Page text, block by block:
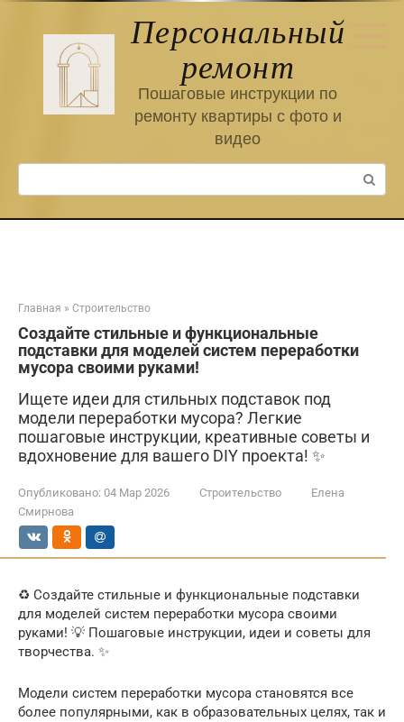
Персональный
ремонт
Пошаговые инструкции по
ремонту квартиры с фото и
видео
Поиск:
Главная » Строительство
Создайте стильные и функциональные
подставки для моделей систем переработки
мусора своими руками!
Ищете идеи для стильных подставок под
модели переработки мусора? Легкие
пошаговые инструкции, креативные советы и
вдохновение для вашего DIY проекта! ✨
Опубликовано: 04 Мар 2026 Строительство
Елена
Смирнова
♻️ Создайте стильные и функциональные подставки
для моделей систем переработки мусора своими
руками! 💡 Пошаговые инструкции, идеи и советы для
творчества. ✨
Модели систем переработки мусора становятся все
более популярными, как в образовательных целях, так и